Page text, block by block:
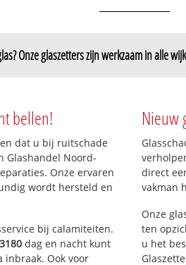
Onze glaszetters zijn werkzaam in alle
bellen!
dat u bij ruitschade
Glashandel Noord-
Onze ervaren
wordt hersteld en
bij calamiteiten.
dag en nacht kunt
inbraak. Ook voor
Nieuw
direct
vakman
Onze
ten
u het